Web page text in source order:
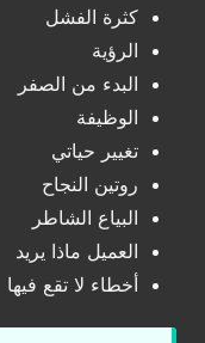
كثرة الفشل
الرؤية
البدء من الصفر
الوظيفة
تغيير حياتي
روتين النجاح
البياع الشاطر
العميل ماذا يريد
أخطاء لا تقع فيها